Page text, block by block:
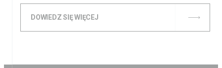
DOWIEDZ SIĘ WIĘCEJ